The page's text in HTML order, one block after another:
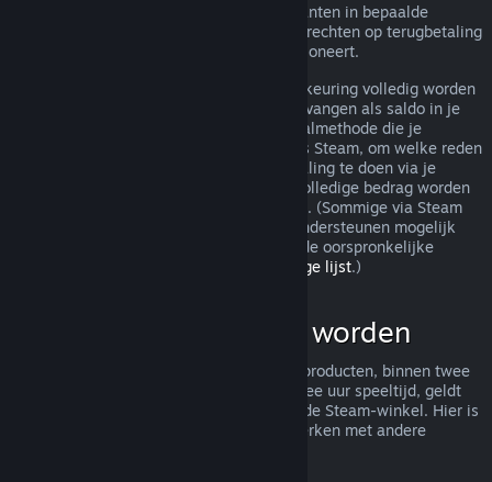
terugbetaling toch worden behandeld. Klanten in bepaalde
jurisdicties hebben mogelijk aanvullende rechten op terugbetaling
wanneer het spel niet naar behoren functioneert.
Je aankoop zal binnen een week na goedkeuring volledig worden
terugbetaald. Je zult de terugbetaling ontvangen als saldo in je
Steam-portemonnee of via dezelfde betaalmethode die je
gebruikt hebt om de aankoop te doen. Als Steam, om welke reden
dan ook, niet in staat is om een terugbetaling te doen via je
oorspronkelijke betaalmethode, zal het volledige bedrag worden
bijgeschreven aan je Steam-portemonnee. (Sommige via Steam
beschikbare betaalmethoden in je land ondersteunen mogelijk
geen terugbetaling van een aankoop via de oorspronkelijke
Klik hier voor een volledige lijst.)
Wat kan terugbetaald worden
Het aanbod tot terugbetaling van Steam-producten, binnen twee
weken na aankoop en met minder dan twee uur speeltijd, geldt
voor spellen en softwaretoepassingen in de Steam-winkel. Hier is
een overzicht van hoe terugbetalingen werken met andere